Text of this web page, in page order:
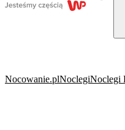
Nocowanie.plNoclegiNoclegi